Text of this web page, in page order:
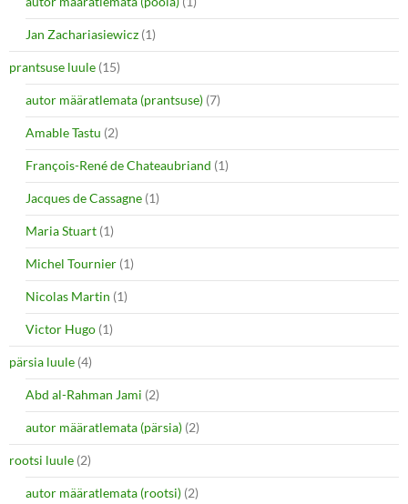
Jan Zachariasiewicz (1)
prantsuse luule (15)
autor määratlemata (prantsuse) (7)
Amable Tastu (2)
François-René de Chateaubriand (1)
Jacques de Cassagne (1)
Maria Stuart (1)
Michel Tournier (1)
Nicolas Martin (1)
Victor Hugo (1)
pärsia luule (4)
Abd al-Rahman Jami (2)
autor määratlemata (pärsia) (2)
rootsi luule (2)
autor määratlemata (rootsi) (2)